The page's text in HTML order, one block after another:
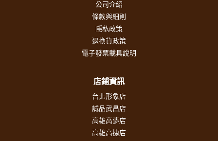
公司介紹
條款與細則
隱私政策
退換貨政策
電子發票載具說明
店鋪資訊
台北形象店
誠品武昌店
高雄高夢店
高雄高捷店